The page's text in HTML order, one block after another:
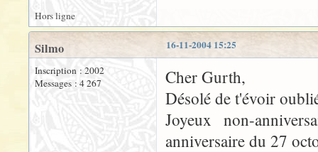
Hors ligne
16-11-2004 15:25
Silmo
Inscription : 2002
Messages : 4 267
Cher Gurth,
Désolé de t'évoir
Joyeux non-
anniversaire du 27